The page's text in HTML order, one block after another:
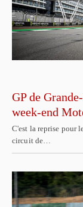
GP de
week-end
C'est la reprise pour
circuit de…